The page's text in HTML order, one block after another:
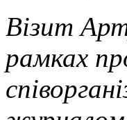
Візит
рамках